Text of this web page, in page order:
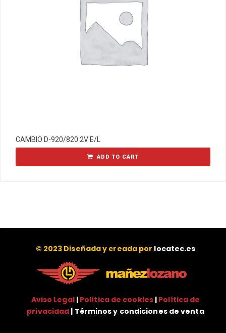
CAMBIO D-920/820 2V E/L
ADD TO CART
© 2023 Diseñada y creada por locatec.es
Aviso Legal| Política de cookies| Política de
privacidad | Términos y condiciones de venta